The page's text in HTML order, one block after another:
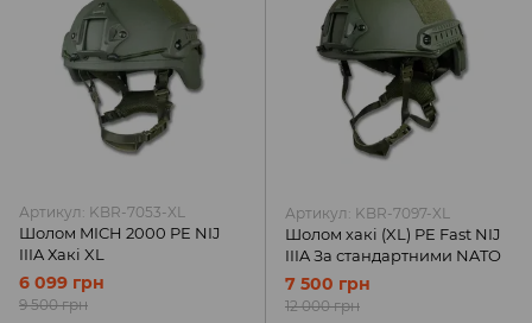
Артикул: KBR-7053-XL
Шолом MICH 2000 PE NIJ
IIIA Хакі XL
6 099 грн
9 500 грн
Артикул: KBR-7097-XL
Шолом хакі (XL) PE Fast NIJ
IIIA За стандартними NATO
7 500 грн
12 000 грн